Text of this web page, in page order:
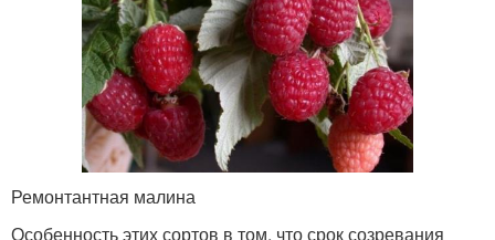
Ремонтантная малина
Особенность этих сортов в том, что срок созревания